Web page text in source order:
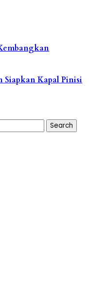
Kapal Pinisi
Search